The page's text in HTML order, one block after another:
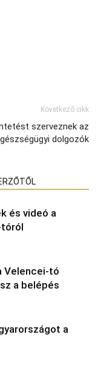
Következő cikk
szerveznek az
dolgozók
és videó a
Velencei-tó
a belépés
a